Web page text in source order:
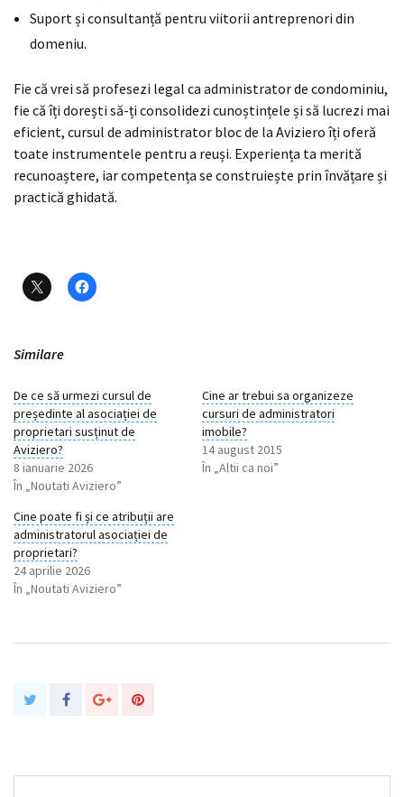
Suport și consultanță pentru viitorii antreprenori din
domeniu.
Fie că vrei să profesezi legal ca administrator de condominiu,
fie că îți dorești să-ți consolidezi cunoștințele și să lucrezi mai
eficient, cursul de administrator bloc de la Aviziero îți oferă
toate instrumentele pentru a reuși. Experiența ta merită
recunoaștere, iar competența se construiește prin învățare și
practică ghidată.
Similare
De ce să urmezi cursul de
președinte al asociației de
proprietari susținut de
Aviziero?
8 ianuarie 2026
În „Noutati Aviziero”
Cine ar trebui sa organizeze
cursuri de administratori
imobile?
14 august 2015
În „Altii ca noi”
Cine poate fi și ce atribuții are
administratorul asociației de
proprietari?
24 aprilie 2026
În „Noutati Aviziero”